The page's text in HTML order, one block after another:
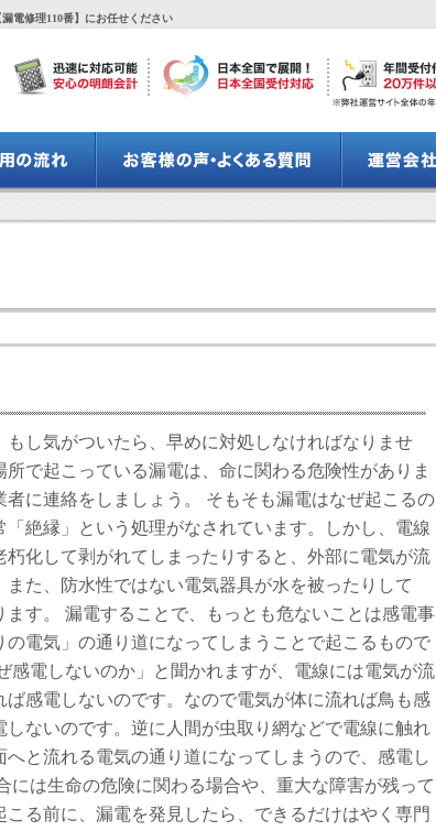
電修理110番】にお任せください
し気がついたら、早めに対処しなければなりませ
で起こっている漏電は、命に関わる危険性がありま
に連絡をしましょう。 そもそも漏電はなぜ起こるの
絶縁」という処理がなされています。しかし、電線
化して剥がれてしまったりすると、外部に電気が流
た、防水性ではない電気器具が水を被ったりして
す。 漏電することで、もっとも危ないことは感電事
電気」の通り道になってしまうことで起こるもので
感電しないのか」と聞かれますが、電線には電気が流
感電しないのです。なので電気が体に流れば鳥も感
ないのです。逆に人間が虫取り網などで電線に触れ
と流れる電気の通り道になってしまうので、感電し
には生命の危険に関わる場合や、重大な障害が残って
る前に、漏電を発見したら、できるだけはやく専門